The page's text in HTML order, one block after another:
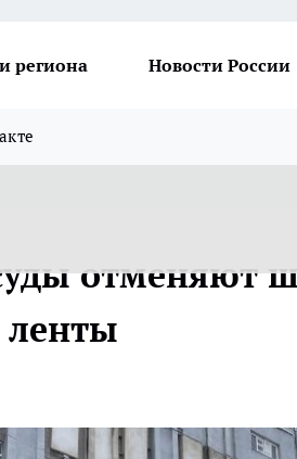
региона Новости России
отменяют
ленты